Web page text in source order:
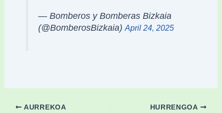
— Bomberos y Bomberas Bizkaia
(@BomberosBizkaia)April 24, 2025
AURREKOA HURRENGOA